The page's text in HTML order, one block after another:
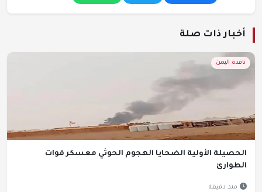
أخبار ذات صلة
نافذة اليمن
الحصيلة الأولية الضحايا الهجوم الحوثي معسكر قوات
الطوارئ
منذ دقيقة